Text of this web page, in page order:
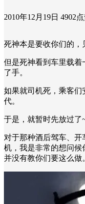
2010年12月19日 4902
死神本是要收你们的，
但是死神看到车里载
了手。
如果就司机死，乘客
代。
于是，就暂时先放过了
对于那种酒后驾车、开
机，我是非常的想问
并没有教你们要这么做